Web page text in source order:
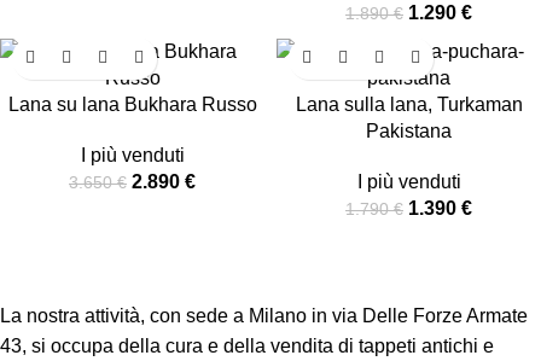
1.890€ 1.290 €
Lana su lana Bukhara Russo
I più venduti
3.650€ 2.890 €
Lana sulla lana, Turkaman
Pakistana
I più venduti
1.790€ 1.390 €
La nostra attività, con sede a Milano in via Delle Forze Armate
43, si occupa della cura e della vendita di tappeti antichi e